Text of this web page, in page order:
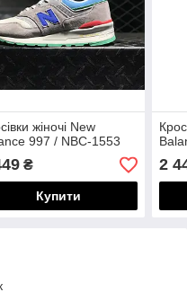
жіночі New
997 / NBC-1553
₴
Купити
2